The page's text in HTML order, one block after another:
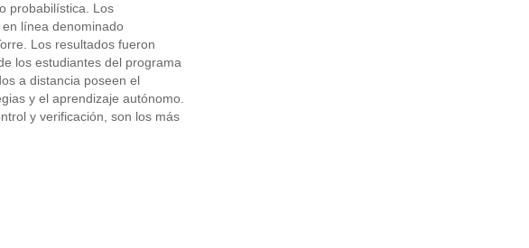
probabilística. Los
línea denominado
Los resultados fueron
los estudiantes del programa
a distancia poseen el
y el aprendizaje autónomo.
y verificación, son los más